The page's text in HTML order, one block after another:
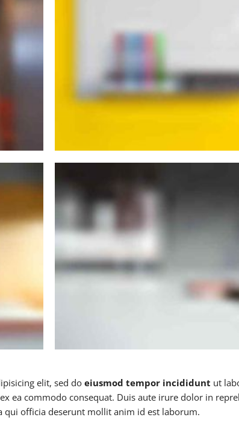
elit, sed doeiusmod tempor incididunt ut
ea commodo consequat. Duis aute irure dolor in
qui officia deserunt mollit anim id est laborum.